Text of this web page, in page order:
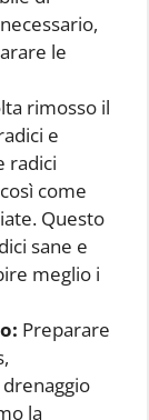
le
rimosso il
e
radici
come
Questo
sane e
meglio i
Preparare
la